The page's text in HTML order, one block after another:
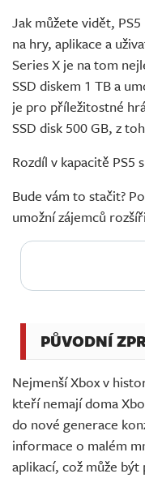
Jak můžete vidět,
na hry, aplikace a
Series X je na tom
SSD diskem 1 TB a
je pro příležitostné
SSD disk 500 GB, z
Rozdíl v kapacitě PS5
Bude vám to stačit?
umožní zájemců
PŮVODNÍ
Nejmenší Xbox v
kteří nemají doma
do nové generace
informace o malém
aplikací, což může